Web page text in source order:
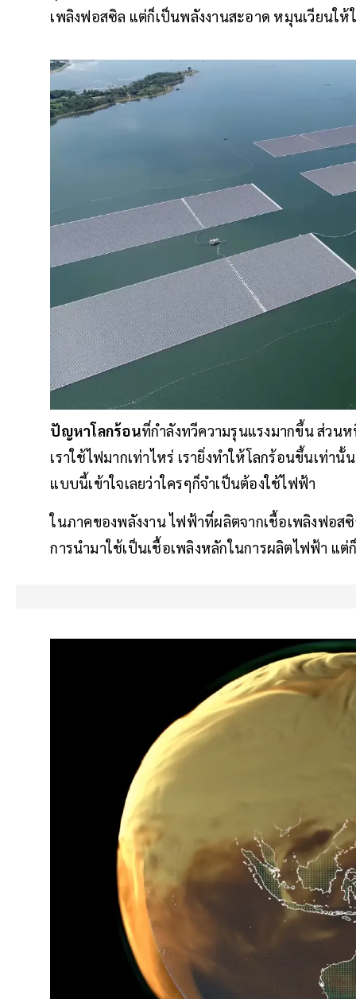
เพลิงฟอสซิล แต่ก็เป็นพลังงานสะอาด หมุนเวียนใ
ปัญหาโลกร้อนที่กำลังทวีความรุนแรงมากขึ้น ส่วน
เราใช้ไฟมากเท่าไหร่ เรายิ่งทำให้โลกร้อนขึ้นเท่า
แบบนี้เข้าใจเลยว่าใครๆก็จำเป็นต้องใช้ไฟฟ้า
ในภาคของพลังงาน ไฟฟ้าที่ผลิตจากเชื้อเพลิงฟอส
การนำมาใช้เป็นเชื้อเพลิงหลักในการผลิตไฟฟ้า แ